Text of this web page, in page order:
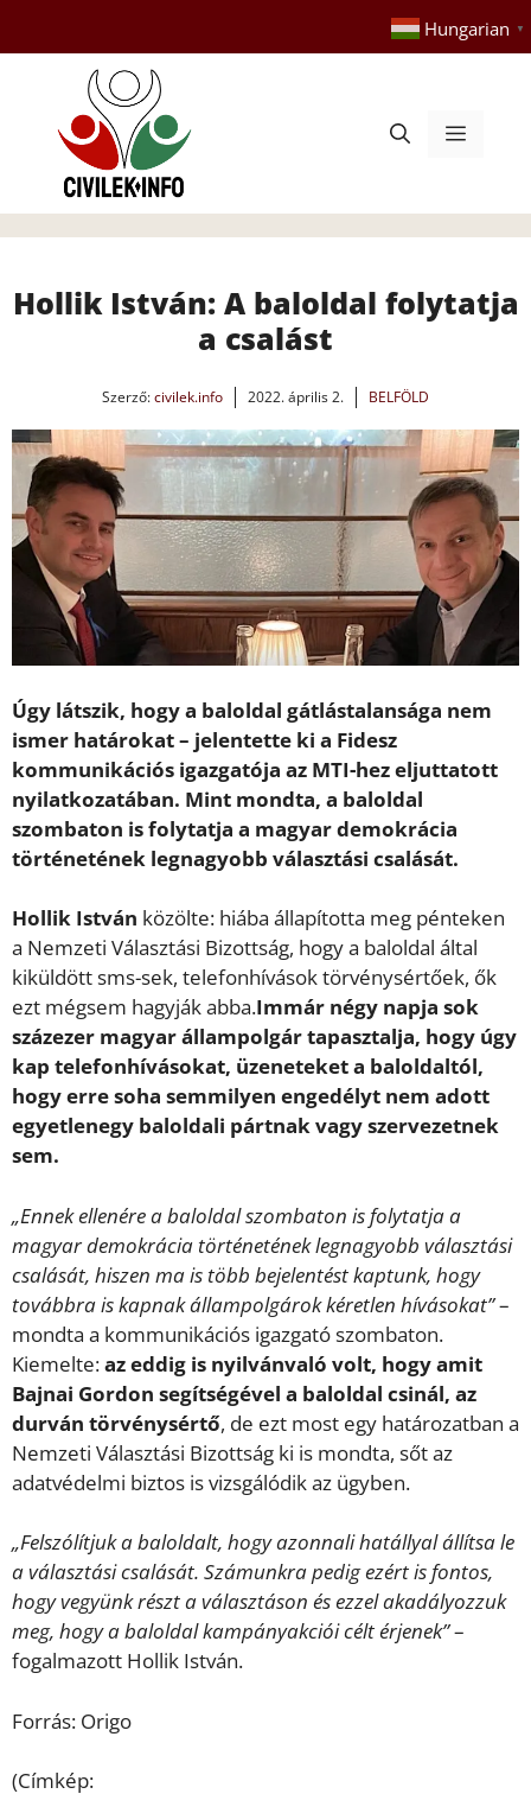
tartalomba
Hungarian ▼
Menü
Hollik István: A baloldal folytatja
a csalást
Szerző:civilek.info 2022. április 2. BELFÖLD
Úgy látszik, hogy a baloldal gátlástalansága nem
ismer határokat – jelentette ki a Fidesz
kommunikációs igazgatója az MTI-hez eljuttatott
nyilatkozatában. Mint mondta, a baloldal
szombaton is folytatja a magyar demokrácia
történetének legnagyobb választási csalását.
Hollik István közölte: hiába állapította meg pénteken
a Nemzeti Választási Bizottság, hogy a baloldal által
kiküldött sms-sek, telefonhívások törvénysértőek, ők
ezt mégsem hagyják abba.Immár négy napja sok
százezer magyar állampolgár tapasztalja, hogy úgy
kap telefonhívásokat, üzeneteket a baloldaltól,
hogy erre soha semmilyen engedélyt nem adott
egyetlenegy baloldali pártnak vagy szervezetnek
sem.
„Ennek ellenére a baloldal szombaton is folytatja a
magyar demokrácia történetének legnagyobb választási
csalását, hiszen ma is több bejelentést kaptunk, hogy
továbbra is kapnak állampolgárok kéretlen hívásokat”–
mondta a kommunikációs igazgató szombaton.
Kiemelte:az eddig is nyilvánvaló volt, hogy amit
Bajnai Gordon segítségével a baloldal csinál, az
durván törvénysértő, de ezt most egy határozatban a
Nemzeti Választási Bizottság ki is mondta, sőt az
adatvédelmi biztos is vizsgálódik az ügyben.
„Felszólítjuk a baloldalt, hogy azonnali hatállyal állítsa le
a választási csalását. Számunkra pedig ezért is fontos,
hogy vegyünk részt a választáson és ezzel akadályozzuk
meg, hogy a baloldal kampányakciói célt érjenek”–
fogalmazott Hollik István.
Forrás: Origo
(Címkép: